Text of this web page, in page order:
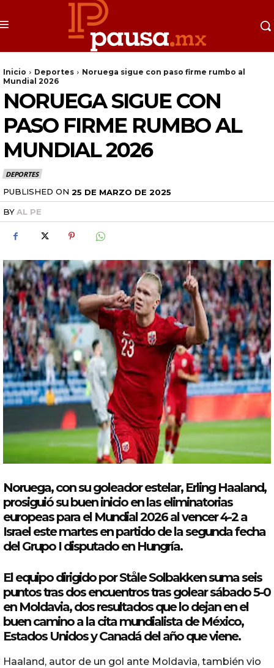
Inicio Deportes
Noruega sigue con paso firme rumbo al
Mundial 2026
NORUEGA SIGUE CON
PASO FIRME RUMBO AL
MUNDIAL 2026
DEPORTES
PUBLISHED ON 25 DE MARZO DE 2025
BYAL PE
Noruega,consu goleador estelar, Erling Haaland,
prosiguió su buen inicio en las eliminatorias
europeas para el Mundial2026al vencer 4-2 a
Israel este martes en partido de la segunda fecha
del Grupo I disputado en Hungría.
El equipo dirigido por Ståle Solbakken suma seis
puntos tras dos encuentros tras golear sábado 5-0
en Moldavia, dos resultados que lo dejan en el
buen camino a la cita mundialista de México,
Estados Unidos y Canadá del año que viene.
Haaland, autor de un gol ante Moldavia, también vio